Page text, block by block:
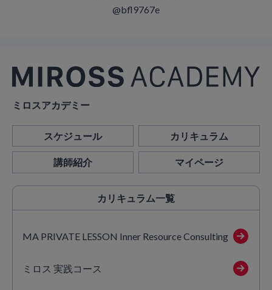
@bfl9767e
ミロスアカデミー
スケジュール カリキュラム
講師紹介 マイページ
カリキュラム一覧
MA PRIVATE LESSON Inner Resource Consulting
ミロス 実践コース